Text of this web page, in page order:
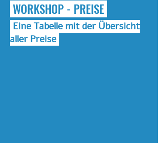
WORKSHOP - PREISE
Eine Tabelle mit der Übersicht
aller Preise